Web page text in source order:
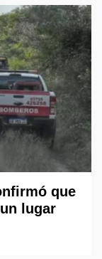
que
lugar